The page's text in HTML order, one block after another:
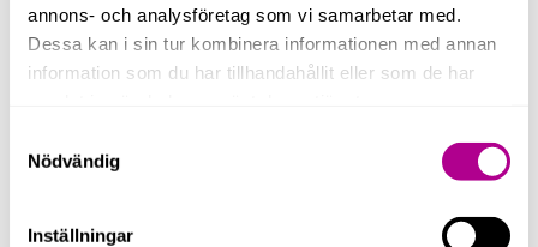
annons- och analysföretag som vi samarbetar med.
Dessa kan i sin tur kombinera informationen med annan
information som du har tillhandahållit eller som de har
Nödvändig
Inställningar
Genom att kryssa i rutan godkänner du att vi lagrar
och behandlar dina uppgifter enligt vår